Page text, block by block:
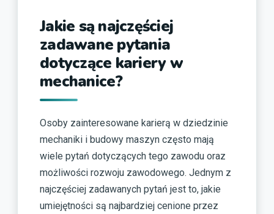
Jakie są najczęściej
zadawane pytania
dotyczące kariery w
mechanice?
Osoby zainteresowane karierą w dziedzinie
mechaniki i budowy maszyn często mają
wiele pytań dotyczących tego zawodu oraz
możliwości rozwoju zawodowego. Jednym z
najczęściej zadawanych pytań jest to, jakie
umiejętności są najbardziej cenione przez